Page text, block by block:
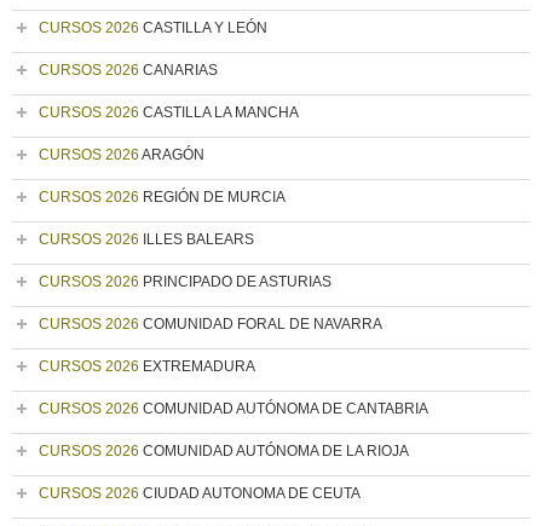
CURSOS 2026 CASTILLA Y LEÓN
CURSOS 2026 CANARIAS
CURSOS 2026 CASTILLA LA MANCHA
CURSOS 2026 ARAGÓN
CURSOS 2026 REGIÓN DE MURCIA
CURSOS 2026 ILLES BALEARS
CURSOS 2026 PRINCIPADO DE ASTURIAS
CURSOS 2026 COMUNIDAD FORAL DE NAVARRA
CURSOS 2026 EXTREMADURA
CURSOS 2026 COMUNIDAD AUTÓNOMA DE CANTABRIA
CURSOS 2026 COMUNIDAD AUTÓNOMA DE LA RIOJA
CURSOS 2026 CIUDAD AUTONOMA DE CEUTA